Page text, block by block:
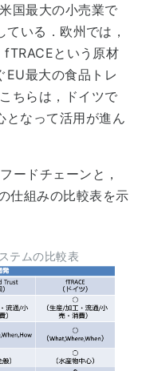
国最大の小売業で
いる．欧州では，
fTRACEという原材
EU最大の食品トレ
ちらは，ドイツで
となって活用が進ん
ードチェーンと，
仕組みの比較表を示
テムの比較表